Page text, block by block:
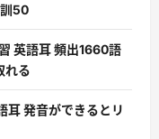
50
英語耳 頻出1660語
れる
耳 発音ができるとリ